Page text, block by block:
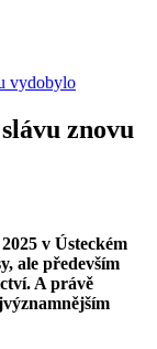
vydobylo
znovu
v Ústeckém
ale především
A právě